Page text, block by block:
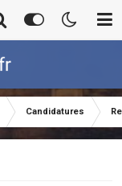
Candidatures